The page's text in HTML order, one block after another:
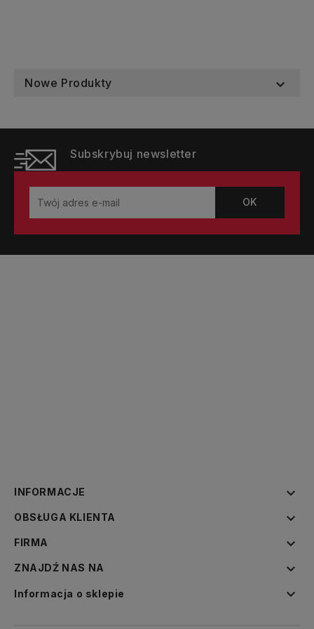
Nowe Produkty 
Subskrybuj newsletter
INFORMACJE 
OBSŁUGA KLIENTA 
FIRMA 
ZNAJDŹ NAS NA 
Informacja o sklepie 